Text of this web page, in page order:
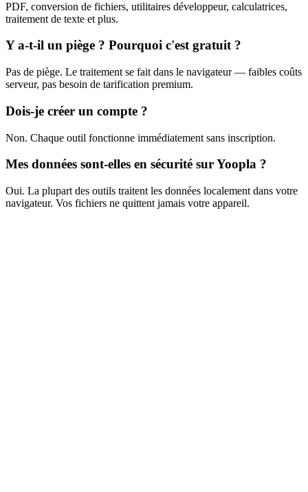
PDF, conversion de fichiers, utilitaires développeur, calculatrices,
traitement de texte et plus.
Y a-t-il un piège ? Pourquoi c'est gratuit ?
Pas de piège. Le traitement se fait dans le navigateur — faibles coûts
serveur, pas besoin de tarification premium.
Dois-je créer un compte ?
Non. Chaque outil fonctionne immédiatement sans inscription.
Mes données sont-elles en sécurité sur Yoopla ?
Oui. La plupart des outils traitent les données localement dans votre
navigateur. Vos fichiers ne quittent jamais votre appareil.